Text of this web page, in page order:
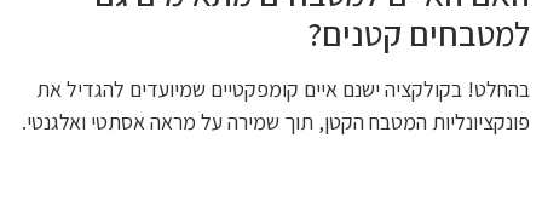
למטבחים קטנים?
בהחלט! בקולקציה ישנם איים קומפקטיים שמיועדים להגדיל את
פונקציונליות המטבח הקטן, תוך שמירה על מראה אסתטי ואלגנטי.